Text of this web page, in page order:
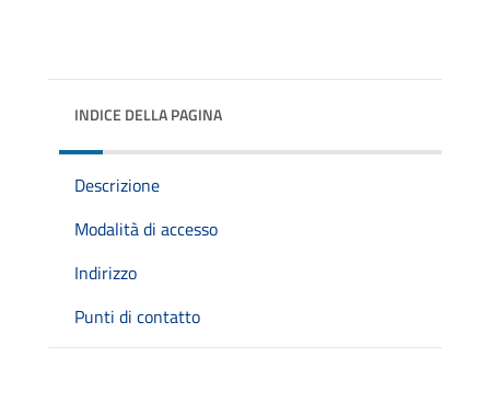
INDICE DELLA PAGINA
Descrizione
Modalità di accesso
Indirizzo
Punti di contatto